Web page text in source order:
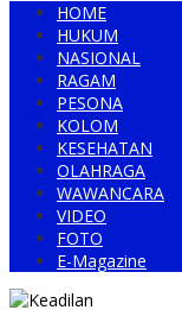
HOME
HUKUM
NASIONAL
RAGAM
PESONA
KOLOM
KESEHATAN
OLAHRAGA
WAWANCARA
VIDEO
FOTO
E-Magazine